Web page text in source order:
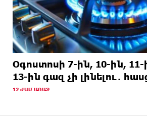
Օգոստոսի 7-ին, 10-ին, 11-
13-ին գազ չի լինելու․
12 ԺԱՄ ԱՌԱՋ